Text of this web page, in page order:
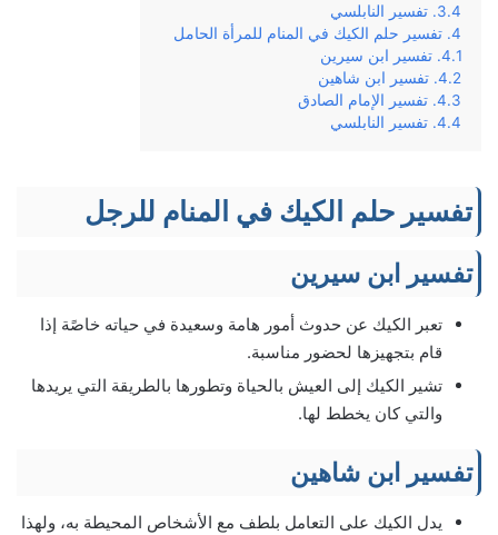
تفسير النابلسي
تفسير حلم الكيك في المنام للمرأة الحامل
تفسير ابن سيرين
تفسير ابن شاهين
تفسير الإمام الصادق
تفسير النابلسي
تفسير حلم الكيك في المنام للرجل
تفسير ابن سيرين
تعبر الكيك عن حدوث أمور هامة وسعيدة في حياته خاصًة إذا
قام بتجهيزها لحضور مناسبة.
تشير الكيك إلى العيش بالحياة وتطورها بالطريقة التي يريدها
والتي كان يخطط لها.
تفسير ابن شاهين
يدل الكيك على التعامل بلطف مع الأشخاص المحيطة به، ولهذا